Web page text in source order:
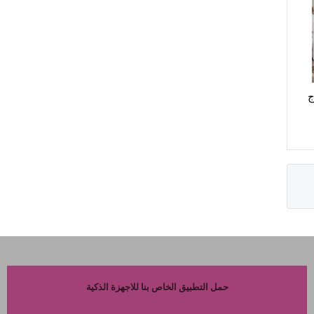
حمل التطبيق الخاص بنا للاجهزة الذكية